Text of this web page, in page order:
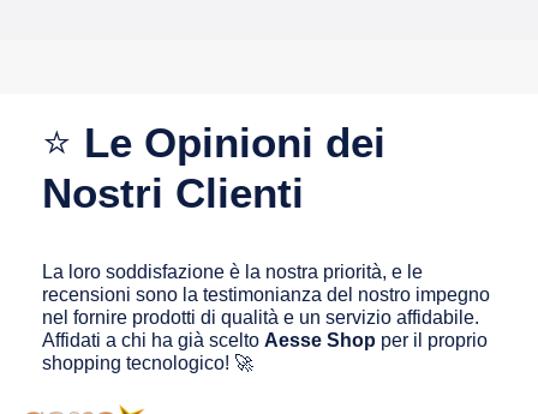
⭐ Le Opinioni dei
Nostri Clienti
La loro soddisfazione è la nostra priorità, e le
recensioni sono la testimonianza del nostro impegno
nel fornire prodotti di qualità e un servizio affidabile.
Affidati a chi ha già scelto Aesse Shop per il proprio
shopping tecnologico! 🚀